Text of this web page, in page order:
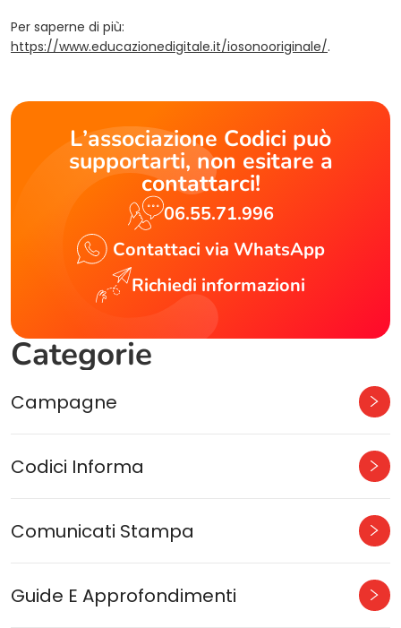
Per saperne di più:
https://www.educazionedigitale.it/iosonooriginale/(opens in a
.
L’associazione Codici può
supportarti, non esitare a
contattarci!
06.55.71.996
Contattaci via WhatsApp
Richiedi informazioni
Categorie
Campagne
Codici Informa
Comunicati Stampa
Guide E Approfondimenti